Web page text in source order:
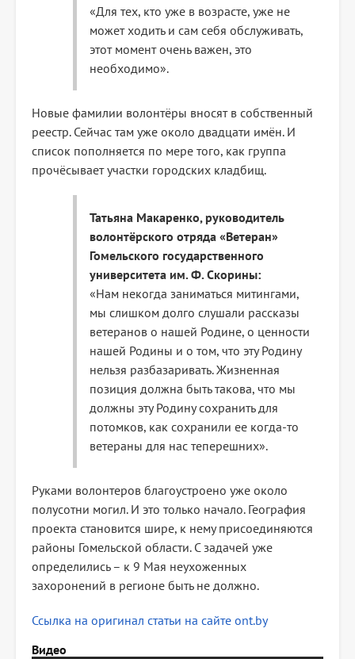
«Для тех, кто уже в возрасте, уже не
может ходить и сам себя обслуживать,
этот момент очень важен, это
необходимо».
Новые фамилии волонтёры вносят в собственный
реестр. Сейчас там уже около двадцати имён. И
список пополняется по мере того, как группа
прочёсывает участки городских кладбищ.
Татьяна Макаренко, руководитель
волонтёрского отряда «Ветеран»
Гомельского государственного
университета им. Ф. Скорины:
«Нам некогда заниматься митингами,
мы слишком долго слушали рассказы
ветеранов о нашей Родине, о ценности
нашей Родины и о том, что эту Родину
нельзя разбазаривать. Жизненная
позиция должна быть такова, что мы
должны эту Родину сохранить для
потомков, как сохранили ее когда-то
ветераны для нас теперешних».
Руками волонтеров благоустроено уже около
полусотни могил. И это только начало. География
проекта становится шире, к нему присоединяются
районы Гомельской области. С задачей уже
определились – к 9 Мая неухоженных
захоронений в регионе быть не должно.
Ссылка на оригинал статьи на сайте ont.by
Видео